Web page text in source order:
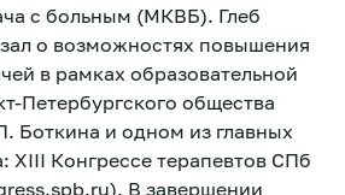
с больным (МКВБ). Глеб
о возможностях повышения
в рамках образовательной
Петербургского общества
Боткина и одном из главных
XIII Конгрессе терапевтов СПб
В завершении